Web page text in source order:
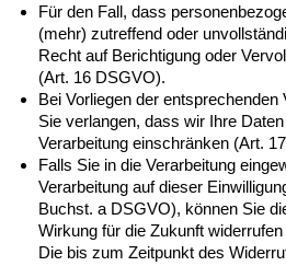
Für den Fall, dass
(mehr) zutreffend oder
Recht auf Berichtigung oder
(Art. 16 DSGVO).
Bei Vorliegen der
Sie verlangen, dass wir Ihre
Verarbeitung einschränken (Art.
Falls Sie in die Verarbeitung
Verarbeitung auf dieser
Buchst. a DSGVO), können Sie
Wirkung für die Zukunft
Die bis zum Zeitpunkt des